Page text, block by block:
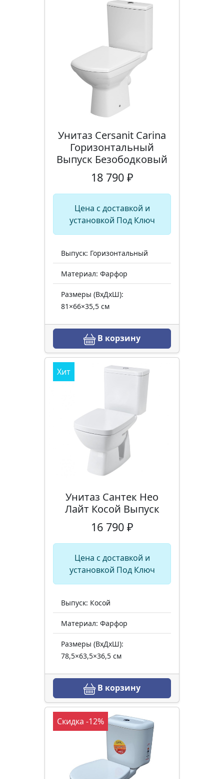
Унитаз Cersanit Carina
Горизонтальный
Выпуск Безободковый
18 790 ₽
Цена с доставкой и
установкой Под Ключ
Выпуск: Горизонтальный
Материал: Фарфор
Размеры (ВхДхШ):
81×66×35,5 см
В корзину
Хит
Унитаз Сантек Нео
Лайт Косой Выпуск
16 790 ₽
Цена с доставкой и
установкой Под Ключ
Выпуск: Косой
Материал: Фарфор
Размеры (ВхДхШ):
78,5×63,5×36,5 см
В корзину
Скидка -12%